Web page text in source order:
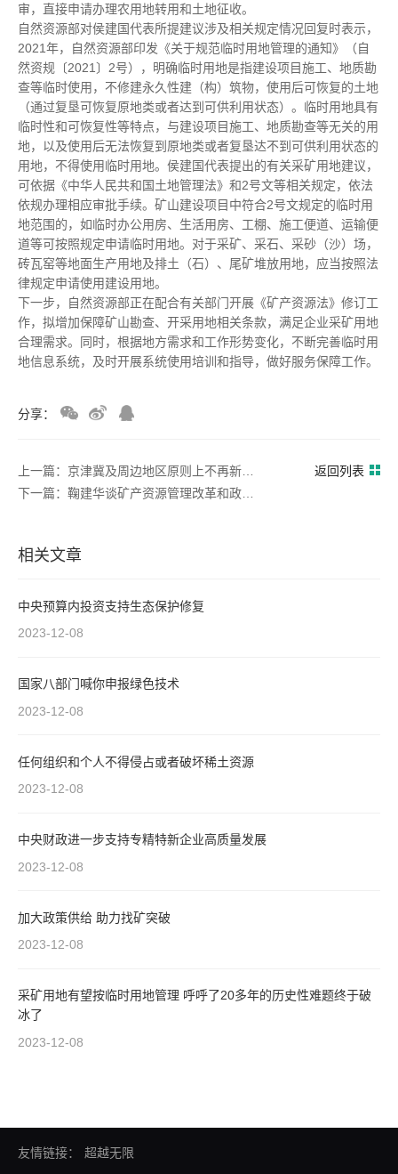
审，直接申请办理农用地转用和土地征收。
自然资源部对侯建国代表所提建议涉及相关规定情况回复时表示，
2021年，自然资源部印发《关于规范临时用地管理的通知》（自
然资规〔2021〕2号），明确临时用地是指建设项目施工、地质勘
查等临时使用，不修建永久性建（构）筑物，使用后可恢复的土地
（通过复垦可恢复原地类或者达到可供利用状态）。临时用地具有
临时性和可恢复性等特点，与建设项目施工、地质勘查等无关的用
地，以及使用后无法恢复到原地类或者复垦达不到可供利用状态的
用地，不得使用临时用地。侯建国代表提出的有关采矿用地建议，
可依据《中华人民共和国土地管理法》和2号文等相关规定，依法
依规办理相应审批手续。矿山建设项目中符合2号文规定的临时用
地范围的，如临时办公用房、生活用房、工棚、施工便道、运输便
道等可按照规定申请临时用地。对于采矿、采石、采砂（沙）场，
砖瓦窑等地面生产用地及排土（石）、尾矿堆放用地，应当按照法
律规定申请使用建设用地。
下一步，自然资源部正在配合有关部门开展《矿产资源法》修订工
作，拟增加保障矿山勘查、开采用地相关条款，满足企业采矿用地
合理需求。同时，根据地方需求和工作形势变化，不断完善临时用
地信息系统，及时开展系统使用培训和指导，做好服务保障工作。
分享：
返回列表
相关文章
中央预算内投资支持生态保护修复
2023-12-08
国家八部门喊你申报绿色技术
2023-12-08
任何组织和个人不得侵占或者破坏稀土资源
2023-12-08
中央财政进一步支持专精特新企业高质量发展
2023-12-08
加大政策供给 助力找矿突破
2023-12-08
采矿用地有望按临时用地管理 呼呼了20多年的历史性难题终于破
冰了
2023-12-08
友情链接： 超越无限